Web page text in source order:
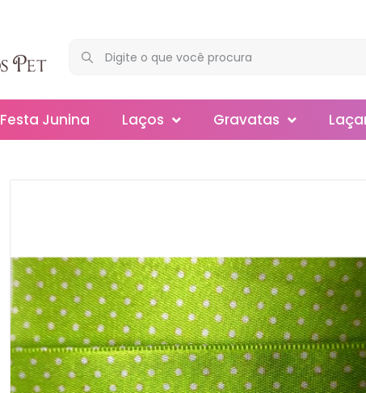
Festa Junina Laços
Mini
Slim
Splash
Gravatas
Smoking